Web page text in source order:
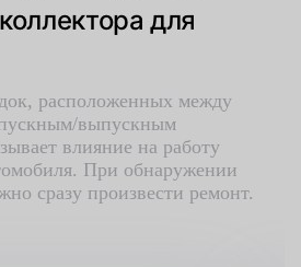
для
расположенных между
выпускным
влияние на работу
При обнаружении
сразу произвести ремонт.